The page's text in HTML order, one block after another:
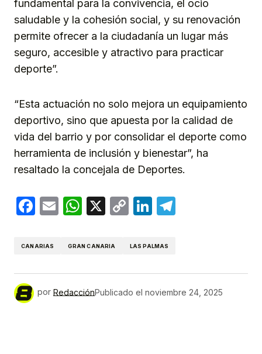
fundamental para la convivencia, el ocio
saludable y la cohesión social, y su renovación
permite ofrecer a la ciudadanía un lugar más
seguro, accesible y atractivo para practicar
deporte”.
“Esta actuación no solo mejora un equipamiento
deportivo, sino que apuesta por la calidad de
vida del barrio y por consolidar el deporte como
herramienta de inclusión y bienestar”, ha
resaltado la concejala de Deportes.
Facebook
EmailWhatsApp
X
CopyLinkedIn
CANARIAS GRAN CANARIA LAS PALMAS
por RedacciónPublicado el noviembre 24, 2025